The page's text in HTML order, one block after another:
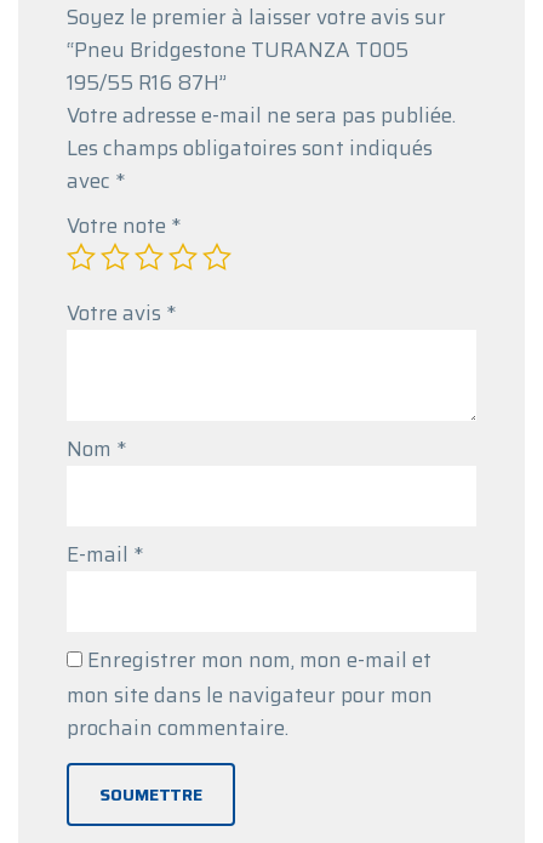
Soyez le premier à laisser votre avis sur
“Pneu Bridgestone TURANZA T005
195/55 R16 87H”
Votre adresse e-mail ne sera pas publiée.
Les champs obligatoires sont indiqués
avec *
Votre note *
Votre avis *
Nom *
E-mail *
Enregistrer mon nom, mon e-mail et
mon site dans le navigateur pour mon
prochain commentaire.